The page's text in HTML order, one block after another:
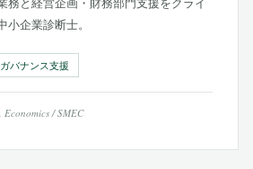
企業診断士。
ガバナンス支援
/ SMEC